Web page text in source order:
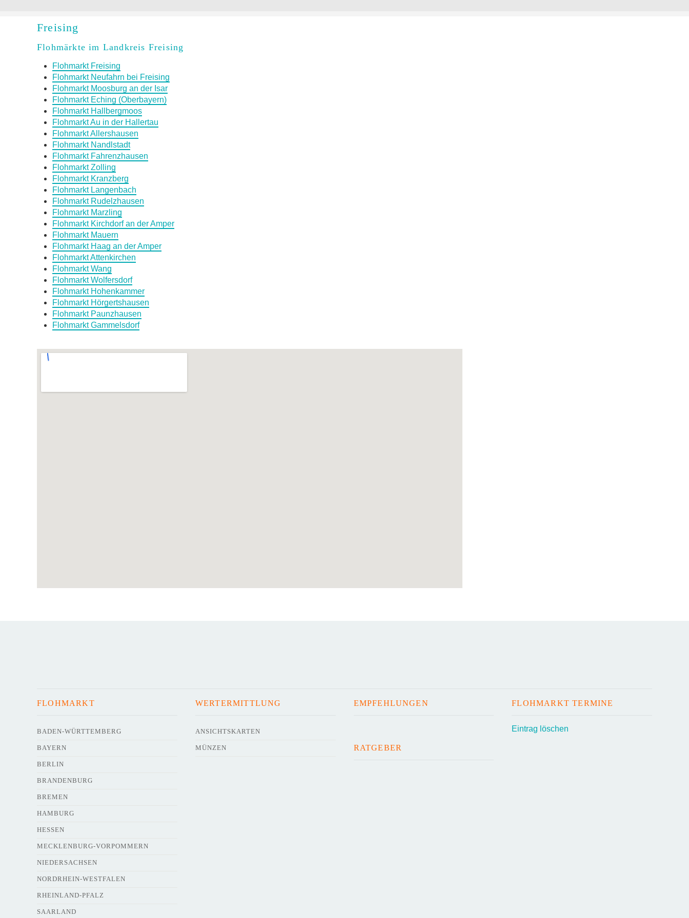
Freising
Flohmärkte im Landkreis Freising
Flohmarkt Freising
Flohmarkt Neufahrn bei Freising
Flohmarkt Moosburg an der Isar
Flohmarkt Eching (Oberbayern)
Flohmarkt Hallbergmoos
Flohmarkt Au in der Hallertau
Flohmarkt Allershausen
Flohmarkt Nandlstadt
Flohmarkt Fahrenzhausen
Flohmarkt Zolling
Flohmarkt Kranzberg
Flohmarkt Langenbach
Flohmarkt Rudelzhausen
Flohmarkt Marzling
Flohmarkt Kirchdorf an der Amper
Flohmarkt Mauern
Flohmarkt Haag an der Amper
Flohmarkt Attenkirchen
Flohmarkt Wang
Flohmarkt Wolfersdorf
Flohmarkt Hohenkammer
Flohmarkt Hörgertshausen
Flohmarkt Paunzhausen
Flohmarkt Gammelsdorf
FLOHMARKT
BADEN-WÜRTTEMBERG
BAYERN
BERLIN
BRANDENBURG
BREMEN
HAMBURG
HESSEN
MECKLENBURG-VORPOMMERN
NIEDERSACHSEN
NORDRHEIN-WESTFALEN
RHEINLAND-PFALZ
SAARLAND
WERTERMITTLUNG
ANSICHTSKARTEN
MÜNZEN
EMPFEHLUNGEN
RATGEBER
FLOHMARKT TERMINE
Eintrag löschen